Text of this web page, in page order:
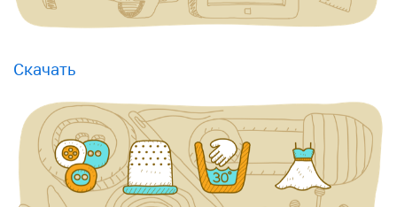
Скачать